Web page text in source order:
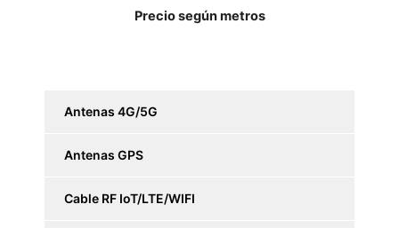
Precio según metros
Antenas 4G/5G
Antenas GPS
Cable RF IoT/LTE/WIFI